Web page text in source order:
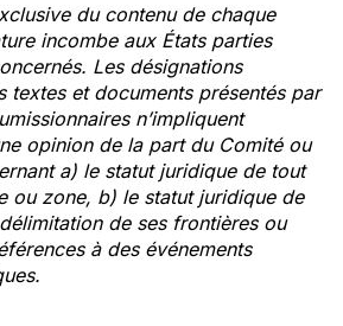
du contenu de chaque
incombe aux États parties
Les désignations
textes et documents présentés par
n’impliquent
opinion de la part du Comité ou
a) le statut juridique de tout
ou zone, b) le statut juridique de
de ses frontières ou
à des événements